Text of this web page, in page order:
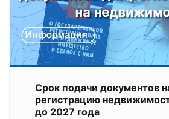
Срок подачи документов
регистрацию
до 2027 года